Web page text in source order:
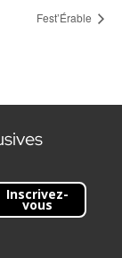
Fest’Érable
Inscrivez-
vous